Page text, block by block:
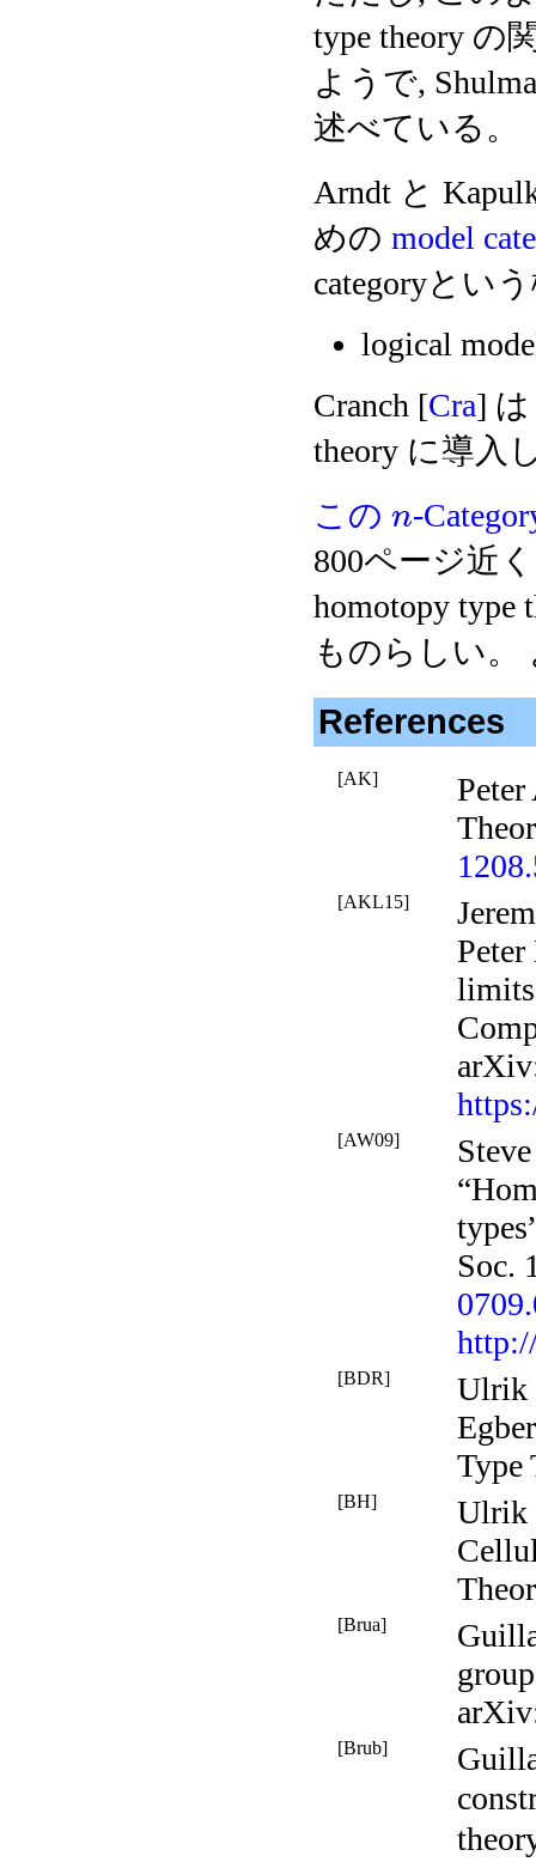
type theory の
ようで,
述べている。
Arndt と
めの model
categoryとい
logical
Cranch [Cra]
theory に導入
この n-
800ページ近
homotopy
ものらしい。
References
[AK]
[AKL15]
[AW09]
Soc.
[BDR]
Ulrik
Type
[BH]
Ulrik
[Brua]
[Brub]